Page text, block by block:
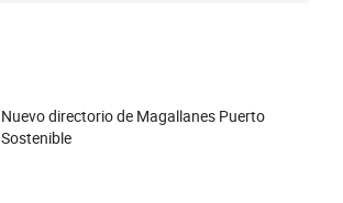
Nuevo directorio de Magallanes Puerto
Sostenible